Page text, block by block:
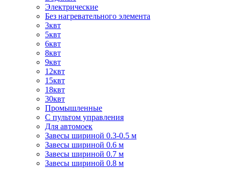
Электрические
Без нагревательного элемента
3квт
5квт
6квт
8квт
9квт
12квт
15квт
18квт
30квт
Промышленные
С пультом управления
Для автомоек
Завесы шириной 0.3-0.5 м
Завесы шириной 0.6 м
Завесы шириной 0.7 м
Завесы шириной 0.8 м